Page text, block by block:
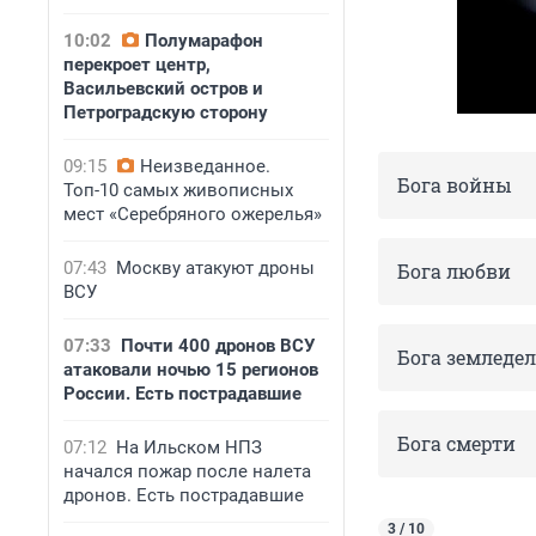
10:02
Полумарафон
перекроет центр,
Васильевский остров и
Петроградскую сторону
09:15
Неизведанное.
Топ-10 самых живописных
мест «Серебряного ожерелья»
07:43 Москву атакуют дроны
ВСУ
07:33 Почти 400 дронов ВСУ
атаковали ночью 15 регионов
России. Есть пострадавшие
07:12 На Ильском НПЗ
начался пожар после налета
дронов. Есть пострадавшие
Бога войны
Бога любви
Бога
Бога смерти
3 / 10